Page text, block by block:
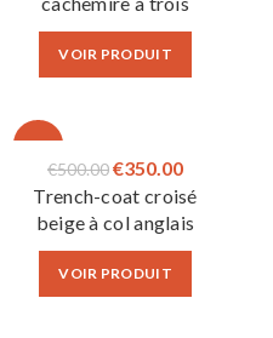
initial
était :
actuel
est :
boutons
VOIR PRODUIT
-30%
€500.00Le
prix
initial
était :
€350.00Le
prix
actuel
est :
Trench-coat croisé
beige à col anglais
VOIR PRODUIT